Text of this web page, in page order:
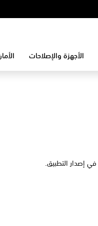
الأجهزة والإصلاحات